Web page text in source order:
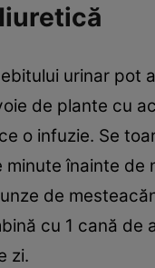
urinar pot
de plante cu
o infuzie. Se
înainte
de
cu 1 cană
zi.